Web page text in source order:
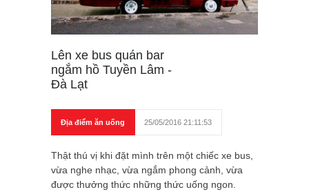
Lên xe bus quán bar
ngắm hồ Tuyền Lâm -
Đà Lạt
Địa điểm ăn uống 25/05/2016 21:11:53
Thật thú vị khi đặt mình trên một chiếc xe bus,
vừa nghe nhạc, vừa ngắm phong cảnh, vừa
được thưởng thức những thức uống ngon.